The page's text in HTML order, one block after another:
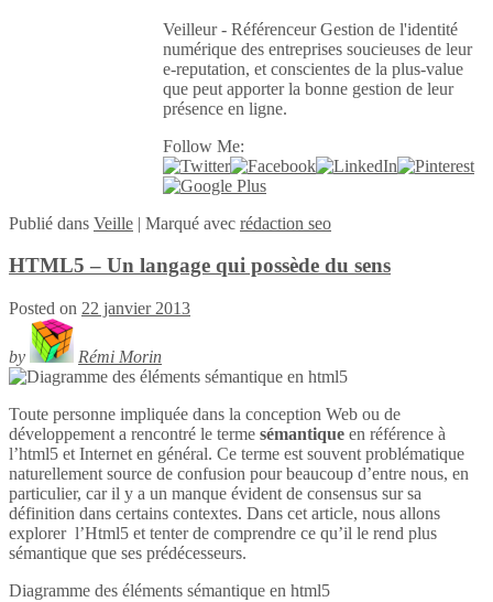
Veilleur - Référenceur Gestion de l'identité
numérique des entreprises soucieuses de leur
e-reputation, et conscientes de la plus-value
que peut apporter la bonne gestion de leur
présence en ligne.
Follow Me:
Publié dans Veille | Marqué avec rédaction seo
HTML5 – Un langage qui possède du sens
Posted on 22 janvier 2013
by Rémi Morin
Toute personne impliquée dans la conception Web ou de
développement a rencontré le terme sémantique en référence à
l’html5 et Internet en général. Ce terme est souvent problématique
naturellement source de confusion pour beaucoup d’entre nous, en
particulier, car il y a un manque évident de consensus sur sa
définition dans certains contextes. Dans cet article, nous allons
explorer l’Html5 et tenter de comprendre ce qu’il le rend plus
sémantique que ses prédécesseurs.
Diagramme des éléments sémantique en html5